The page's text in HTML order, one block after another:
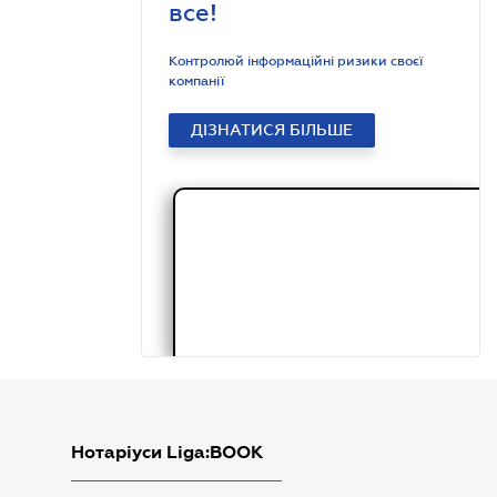
все!
Контролюй інформаційні ризики своєї
компанії
ДІЗНАТИСЯ БІЛЬШЕ
Нотаріуси Liga:BOOK